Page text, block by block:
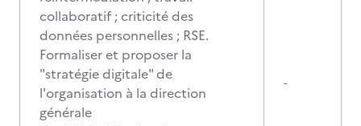
collaboratif ; criticité des
données personnelles ; RSE.
Formaliser et proposer la
"stratégie digitale" de
l'organisation à la direction
générale
-